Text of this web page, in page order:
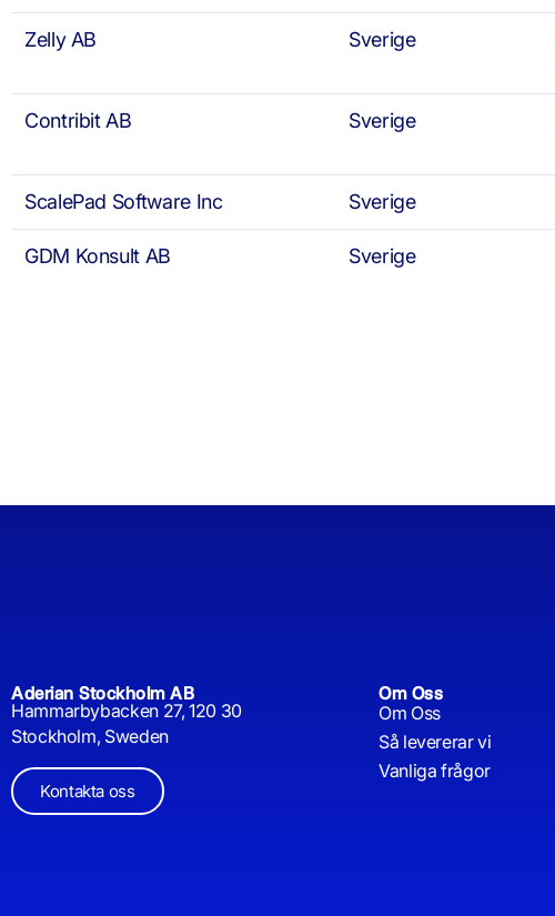
Zelly AB Sverige
Contribit AB Sverige
ScalePad Software Inc Sverige
GDM Konsult AB Sverige
Aderian Stockholm AB
Hammarbybacken 27, 120 30
Stockholm, Sweden
Kontakta oss
Om Oss
Om Oss
Så levererar vi
Vanliga frågor